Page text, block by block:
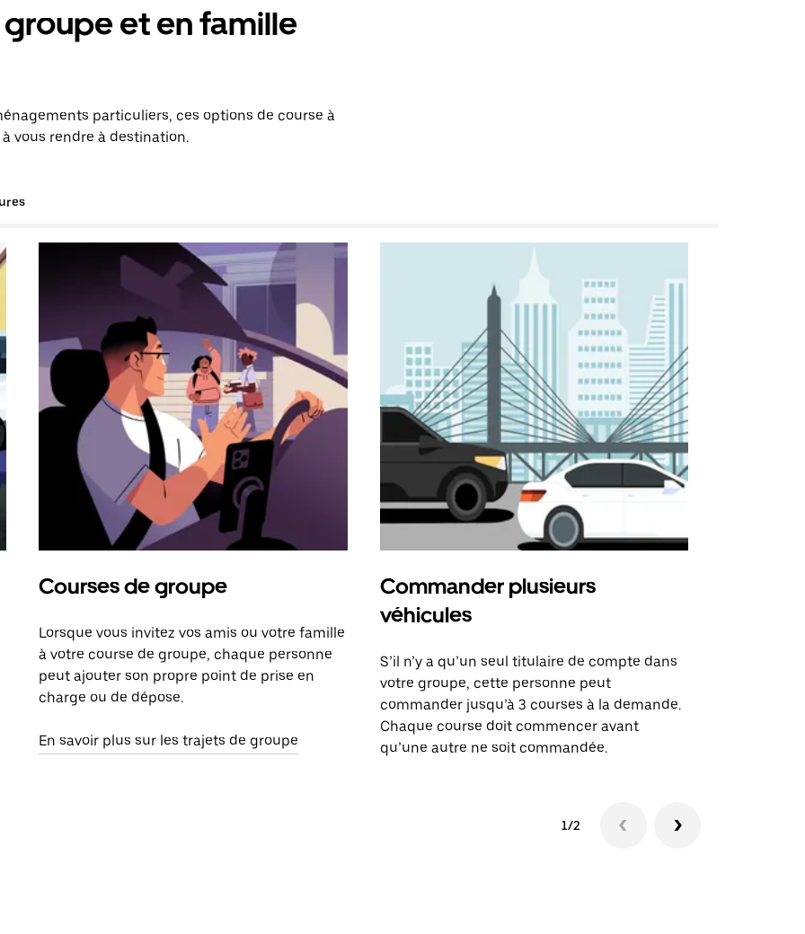
et en famille
particuliers, ces options de course à
vous rendre à destination.
Courses de groupe
Lorsque vous invitez vos amis ou votre famille
à votre course de groupe, chaque personne
peut ajouter son propre point de prise en
charge ou de dépose.
En savoir plus sur les trajets de groupe
Commander plusieurs
véhicules
S’il n’y a qu’un seul titulaire de compte dans
votre groupe, cette personne peut
commander jusqu’à 3 courses à la demande.
Chaque course doit commencer avant
qu’une autre ne soit commandée.
1/2